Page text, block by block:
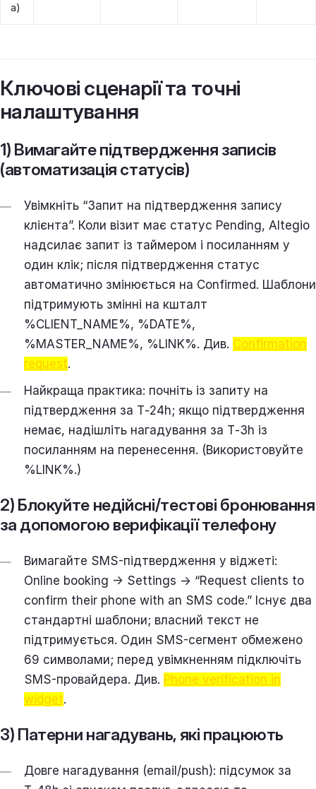
а)
Ключові сценарії та точні
налаштування
1) Вимагайте підтвердження записів
(автоматизація статусів)
Увімкніть “Запит на підтвердження запису
клієнта”. Коли візит має статус Pending, Altegio
надсилає запит із таймером і посиланням у
один клік; після підтвердження статус
автоматично змінюється на Confirmed. Шаблони
підтримують змінні на кшталт
%CLIENT_NAME%, %DATE%,
%MASTER_NAME%, %LINK%. Див. Confirmation
request.
Найкраща практика: почніть із запиту на
підтвердження за T‑24h; якщо підтвердження
немає, надішліть нагадування за T‑3h із
посиланням на перенесення. (Використовуйте
%LINK%.)
2) Блокуйте недійсні/тестові бронювання
за допомогою верифікації телефону
Вимагайте SMS-підтвердження у віджеті:
Online booking → Settings → “Request clients to
confirm their phone with an SMS code.” Існує два
стандартні шаблони; власний текст не
підтримується. Один SMS-сегмент обмежено
69 символами; перед увімкненням підключіть
SMS-провайдера. Див. Phone verification in
widget.
3) Патерни нагадувань, які працюють
Довге нагадування (email/push): підсумок за